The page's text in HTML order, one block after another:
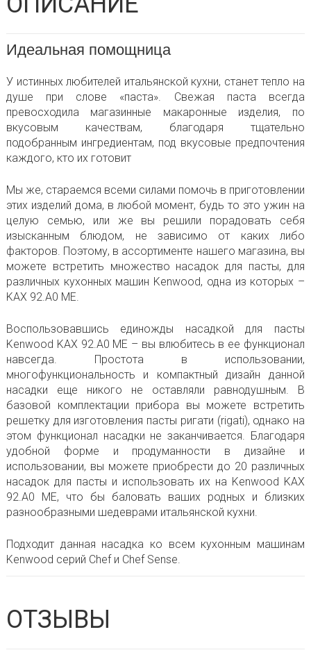
Идеальная помощница
У истинных любителей итальянской кухни, станет тепло на
душе при слове «паста». Свежая паста всегда
превосходила магазинные макаронные изделия, по
вкусовым качествам, благодаря тщательно
подобранным ингредиентам, под вкусовые предпочтения
каждого, кто их готовит
Мы же, стараемся всеми силами помочь в приготовлении
этих изделий дома, в любой момент, будь то это ужин на
целую семью, или же вы решили порадовать себя
изысканным блюдом, не зависимо от каких либо
факторов. Поэтому, в ассортименте нашего магазина, вы
можете встретить множество насадок для пасты, для
различных кухонных машин Kenwood, одна из которых –
KAX 92.A0 ME.
Воспользовавшись единожды насадкой для пасты
Kenwood KAX 92.A0 ME – вы влюбитесь в ее функционал
навсегда. Простота в использовании,
многофункциональность и компактный дизайн данной
насадки еще никого не оставляли равнодушным. В
базовой комплектации прибора вы можете встретить
решетку для изготовления пасты ригати (rigati), однако на
этом функционал насадки не заканчивается. Благодаря
удобной форме и продуманности в дизайне и
использовании, вы можете приобрести до 20 различных
насадок для пасты и использовать их на Kenwood KAX
92.A0 ME, что бы баловать ваших родных и близких
разнообразными шедеврами итальянской кухни.
Подходит данная насадка ко всем кухонным машинам
Kenwood серий Chef и Chef Sense.
ОТЗЫВЫ